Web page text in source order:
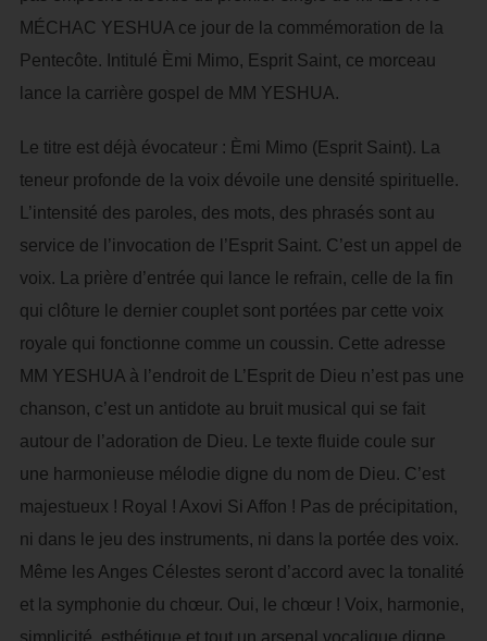
MÉCHAC YESHUA ce jour de la commémoration de la
Pentecôte. Intitulé Èmi Mimo, Esprit Saint, ce morceau
lance la carrière gospel de MM YESHUA.
Le titre est déjà évocateur : Èmi Mimo (Esprit Saint). La
teneur profonde de la voix dévoile une densité spirituelle.
L’intensité des paroles, des mots, des phrasés sont au
service de l’invocation de l’Esprit Saint. C’est un appel de
voix. La prière d’entrée qui lance le refrain, celle de la fin
qui clôture le dernier couplet sont portées par cette voix
royale qui fonctionne comme un coussin. Cette adresse
MM YESHUA à l’endroit de L’Esprit de Dieu n’est pas une
chanson, c’est un antidote au bruit musical qui se fait
autour de l’adoration de Dieu. Le texte fluide coule sur
une harmonieuse mélodie digne du nom de Dieu. C’est
majestueux ! Royal ! Axovi Si Affon ! Pas de précipitation,
ni dans le jeu des instruments, ni dans la portée des voix.
Même les Anges Célestes seront d’accord avec la tonalité
et la symphonie du chœur. Oui, le chœur ! Voix, harmonie,
simplicité, esthétique et tout un arsenal vocalique digne